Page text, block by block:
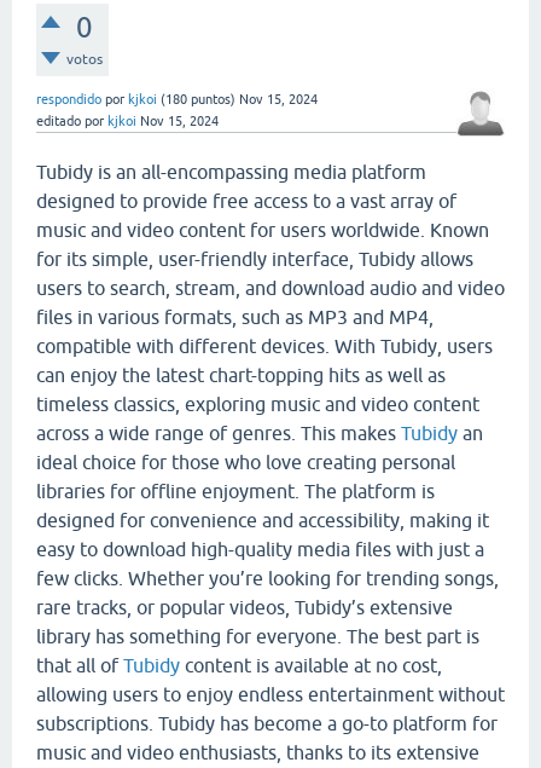
0
votos
respondido por kjkoi (180 puntos) Nov 15, 2024
editado por kjkoi Nov 15, 2024
Tubidy is an all-encompassing media platform
designed to provide free access to a vast array of
music and video content for users worldwide. Known
for its simple, user-friendly interface, Tubidy allows
users to search, stream, and download audio and video
files in various formats, such as MP3 and MP4,
compatible with different devices. With Tubidy, users
can enjoy the latest chart-topping hits as well as
timeless classics, exploring music and video content
across a wide range of genres. This makes Tubidy an
ideal choice for those who love creating personal
libraries for offline enjoyment. The platform is
designed for convenience and accessibility, making it
easy to download high-quality media files with just a
few clicks. Whether you’re looking for trending songs,
rare tracks, or popular videos, Tubidy’s extensive
library has something for everyone. The best part is
that all ofTubidy content is available at no cost,
allowing users to enjoy endless entertainment without
subscriptions. Tubidy has become a go-to platform for
music and video enthusiasts, thanks to its extensive